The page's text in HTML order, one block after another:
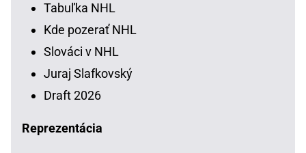
Tabuľka NHL
Kde pozerať NHL
Slováci v NHL
Juraj Slafkovský
Draft 2026
Reprezentácia